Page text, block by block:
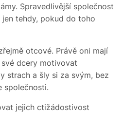
Spravedlivější společnost
tehdy, pokud do toho
otcové. Právě oni mají
dcery motivovat
strach a šly si za svým, bez
společnosti.
jejich ctižádostivost